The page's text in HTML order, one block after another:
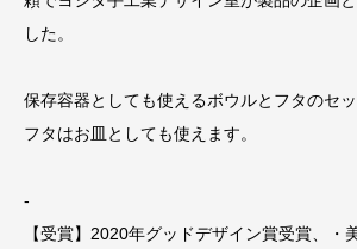
した。
保存容器としても使えるボウルとフタのセッ
フタはお皿としても使えます。
-
【受賞】2020年グッドデザイン賞受賞、・